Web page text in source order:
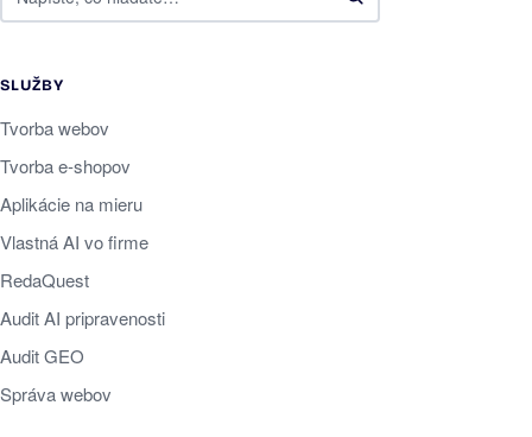
SLUŽBY
Tvorba webov
Tvorba e-shopov
Aplikácie na mieru
Vlastná AI vo firme
RedaQuest
Audit AI pripravenosti
Audit GEO
Správa webov